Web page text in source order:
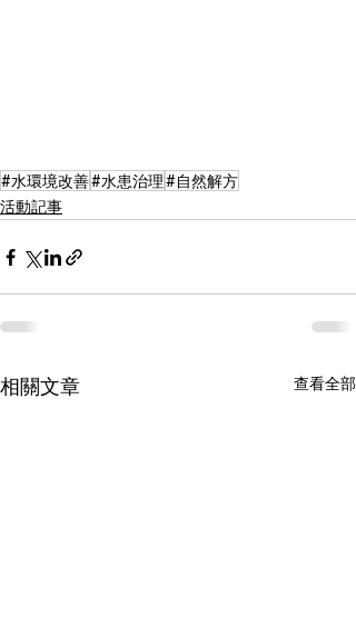
#水環境改善#水患治理#自然解方
活動記事
相關文章 查看全部